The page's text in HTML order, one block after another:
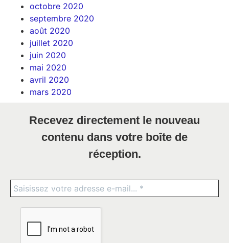
octobre 2020
septembre 2020
août 2020
juillet 2020
juin 2020
mai 2020
avril 2020
mars 2020
Recevez directement le nouveau
contenu dans votre boîte de
réception.